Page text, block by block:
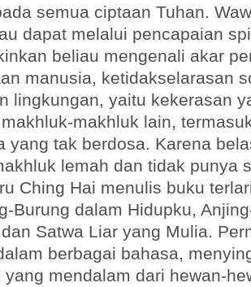
semua ciptaan Tuhan.
dapat melalui pencapaian
beliau mengenali akar
manusia, ketidakselarasan
lingkungan, yaitu kekerasan
makhluk lain,
yang tak berdosa. Karena
lemah dan tidak punya
Ching Hai menulis buku
Burung dalam Hidupku,
Satwa Liar yang Mulia.
berbagai bahasa,
yang mendalam dari hewan-